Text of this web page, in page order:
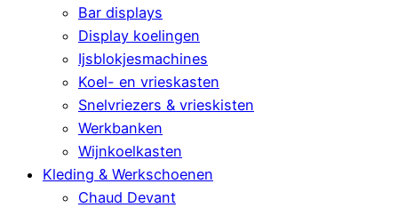
Bar displays
Display koelingen
Ijsblokjesmachines
Koel- en vrieskasten
Snelvriezers & vrieskisten
Werkbanken
Wijnkoelkasten
Kleding & Werkschoenen
Chaud Devant